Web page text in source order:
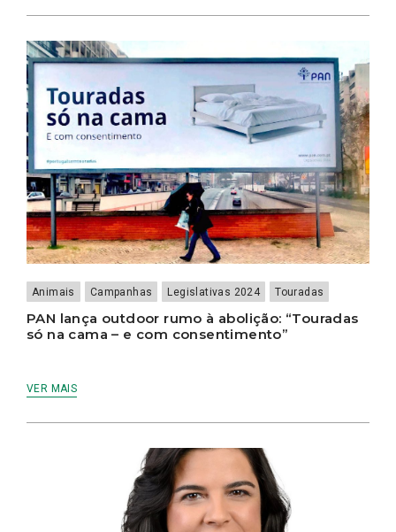
OS
ASSENTO
Animais Campanhas Legislativas 2024 Touradas
PAN lança outdoor rumo à abolição: “Touradas
só na cama – e com consentimento”
VER MAIS